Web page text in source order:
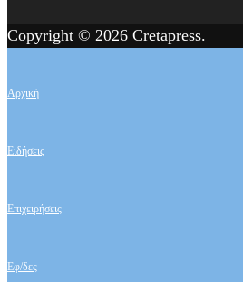
Copyright © 2026 Cretapress.
Αρχική
Ειδήσεις
Επιχειρήσεις
Εφ/δες